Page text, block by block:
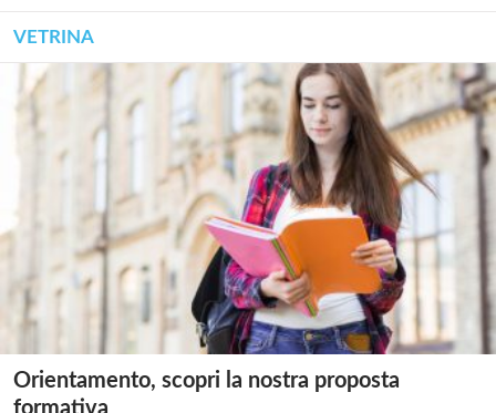
VETRINA
Orientamento, scopri la nostra proposta
formativa